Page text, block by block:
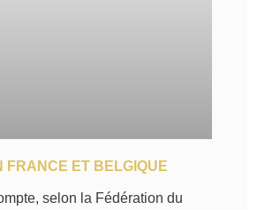
FRANCE ET BELGIQUE
selon la Fédération du